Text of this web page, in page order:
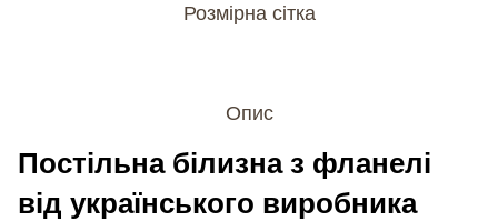
Розмірна сітка
Опис
Постільна білизна з фланелі
від українського виробника